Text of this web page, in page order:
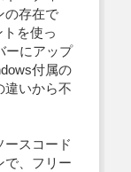
の存在で
を使っ
ーにアップ
付属の
違いから不
ースコード
で、フリー